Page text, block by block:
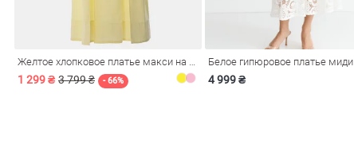
1 299 ₴ 3 799 ₴ - 66%
Белое гипюровое платье миди
4 999 ₴